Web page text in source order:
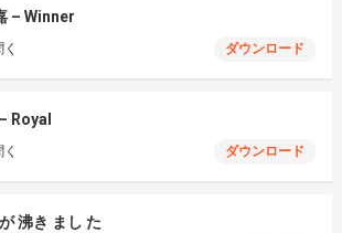
– Winner
ダウンロード
Royal
ダウンロード
沸き まし た